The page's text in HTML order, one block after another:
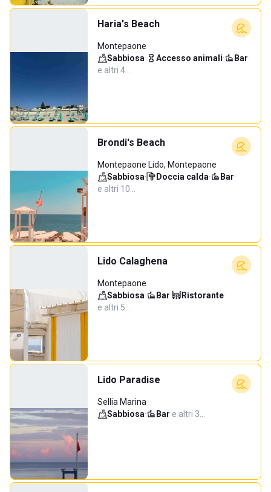
Haria's Beach
Montepaone
Sabbiosa· Accesso animali· Bar·
e altri 4…
Brondi's Beach
Montepaone Lido, Montepaone
Sabbiosa· Doccia calda· Bar·
e altri 10…
Lido Calaghena
Montepaone
Sabbiosa· Bar· Ristorante·
e altri 5…
Lido Paradise
Sellia Marina
Sabbiosa· Bar·e altri 3…